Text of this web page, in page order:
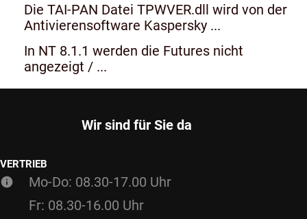
Die TAI-PAN Datei TPWVER.dll wird von der
Antivierensoftware Kaspersky ...
In NT 8.1.1 werden die Futures nicht
angezeigt / ...
Wir sind für Sie da
VERTRIEB
Mo-Do: 08.30-17.00 Uhr
Fr: 08.30-16.00 Uhr